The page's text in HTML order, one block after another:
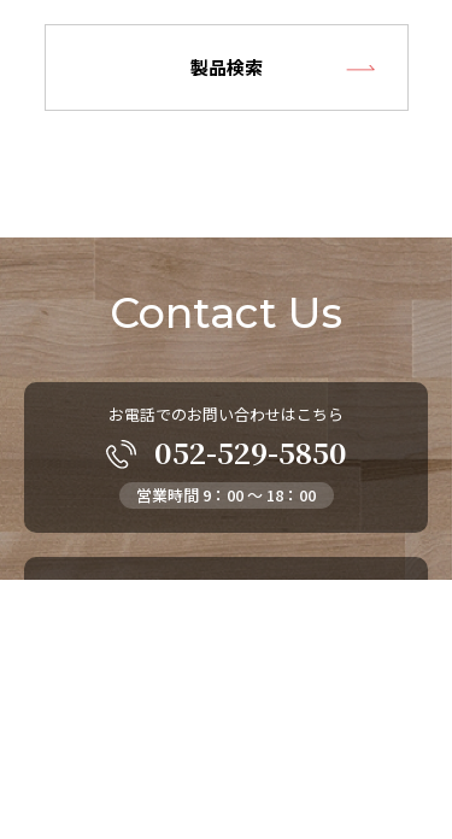
製品検索
Contact Us
お電話でのお問い合わせはこちら
052-529-5850
営業時間 9：00 ～ 18：00